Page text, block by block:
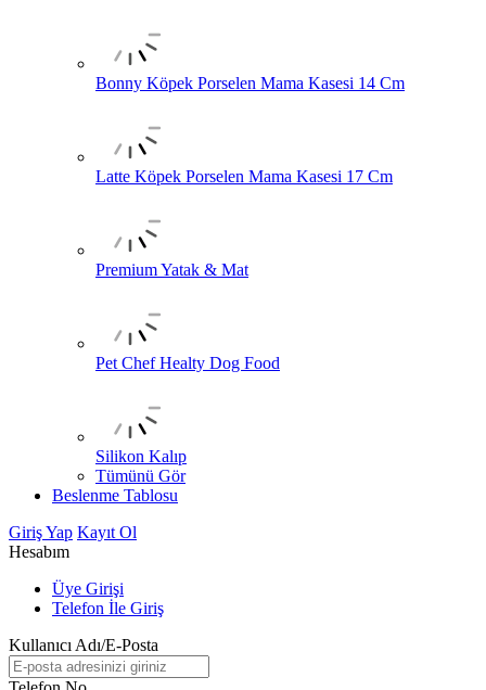
Bonny Köpek Porselen Mama Kasesi 14 Cm
Latte Köpek Porselen Mama Kasesi 17 Cm
Premium Yatak & Mat
Pet Chef Healty Dog Food
Silikon Kalıp
Tümünü Gör
Beslenme Tablosu
Giriş Yap Kayıt Ol
Hesabım
Üye Girişi
Telefon İle Giriş
Kullanıcı Adı/E-Posta